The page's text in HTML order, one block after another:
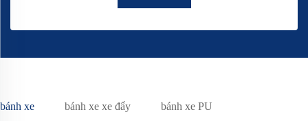
bánh xe bánh xe xe đẩy bánh xe PU